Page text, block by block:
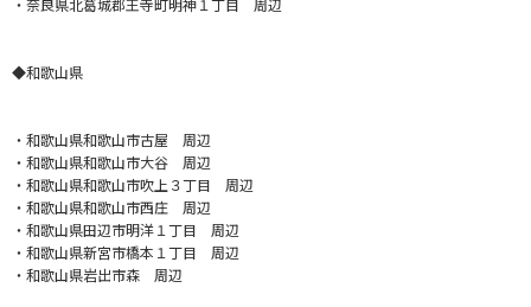
・奈良県北葛城郡王寺町明神１丁目 周辺
◆和歌山県
・和歌山県和歌山市古屋 周辺
・和歌山県和歌山市大谷 周辺
・和歌山県和歌山市吹上３丁目 周辺
・和歌山県和歌山市西庄 周辺
・和歌山県田辺市明洋１丁目 周辺
・和歌山県新宮市橋本１丁目 周辺
・和歌山県岩出市森 周辺